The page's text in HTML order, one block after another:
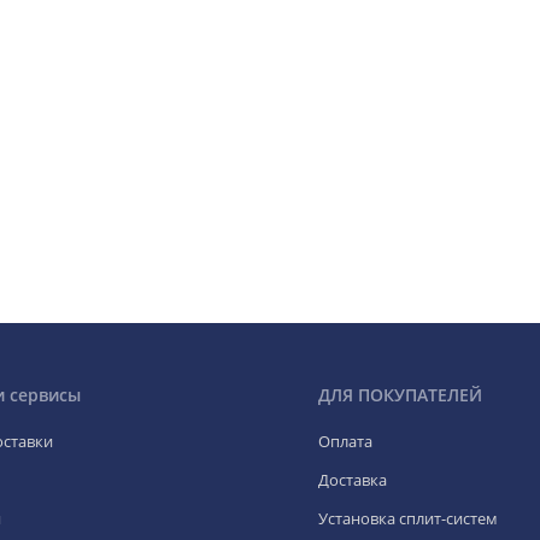
сервисы ДЛЯ ПОКУПАТЕЛЕЙ
Оплата
Доставка
Установка сплит-систем